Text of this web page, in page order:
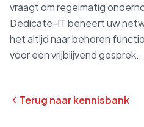
vraagt om regelmatig
Dedicate-IT beheert uw
het altijd naar behoren
voor een vrijblijvend gesprek.
Terug naar kennisbank